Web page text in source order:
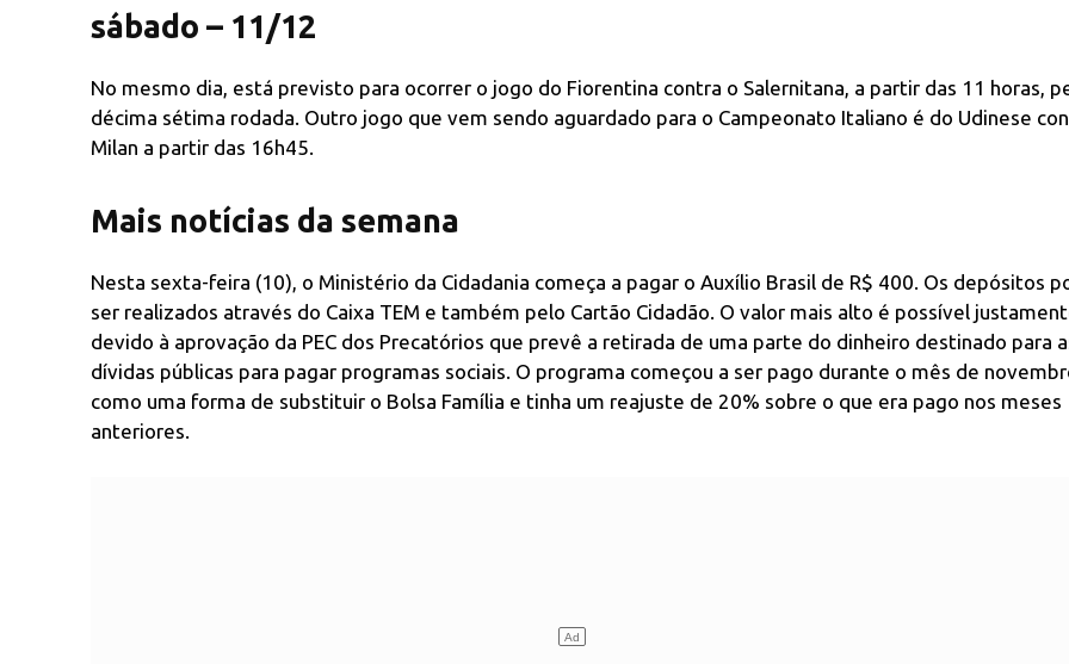
sábado – 11/12
No mesmo dia, está previsto para ocorrer o jogo do Fiorentina contra o Salernitana, a partir das 11 horas,
décima sétima rodada. Outro jogo que vem sendo aguardado para o Campeonato Italiano é do Udinese
Milan a partir das 16h45.
Mais notícias da semana
Nesta sexta-feira (10), o Ministério da Cidadania começa a pagar o Auxílio Brasil de R$ 400. Os depósitos
ser realizados através do Caixa TEM e também pelo Cartão Cidadão. O valor mais alto é possível
devido à aprovação da PEC dos Precatórios que prevê a retirada de uma parte do dinheiro destinado para
dívidas públicas para pagar programas sociais. O programa começou a ser pago durante o mês de
como uma forma de substituir o Bolsa Família e tinha um reajuste de 20% sobre o que era pago nos meses
anteriores.